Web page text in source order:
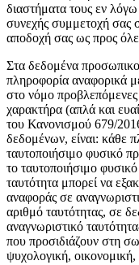
διαστήματα τους εν
συνεχής συμμετοχή σας
αποδοχή σας ως προς
Στα δεδομένα
πληροφορία αναφορικά
στο νόμο
χαρακτήρα (απλά και
του Κανονισμού 679/
δεδομένων, είναι: κάθε
ταυτοποιήσιμο φυσικό
το ταυτοποιήσιμο
ταυτότητα μπορεί να
αναφοράς σε
αριθμό ταυτότητας, σε
αναγνωριστικό
που προσιδιάζουν στη
ψυχολογική, οικονομική,